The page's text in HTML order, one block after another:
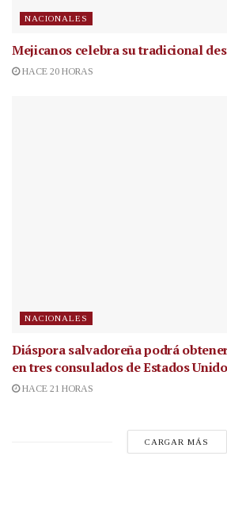
NACIONALES
Mejicanos celebra su tradicional
HACE 20 HORAS
NACIONALES
Diáspora salvadoreña podrá
en tres consulados de Estados
HACE 21 HORAS
CARGAR MÁS